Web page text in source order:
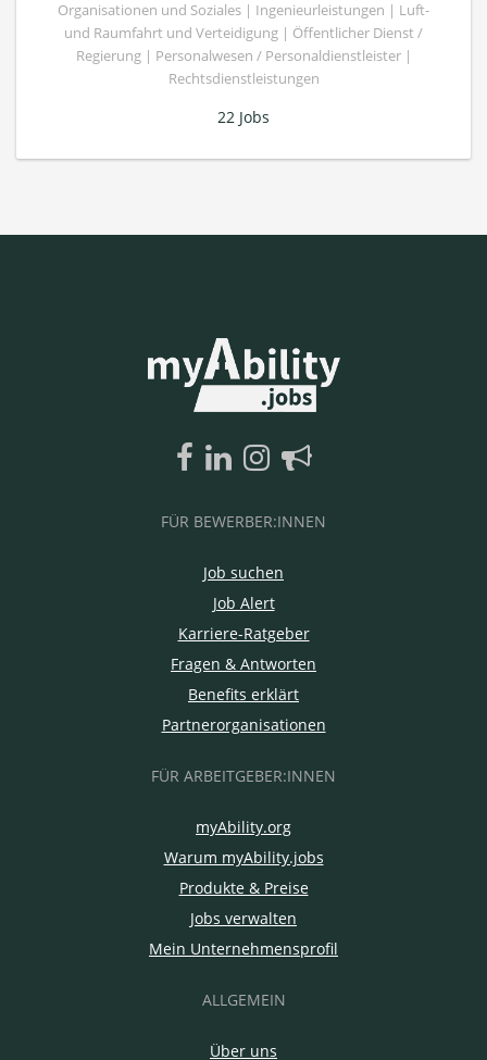
Organisationen und Soziales | Ingenieurleistungen | Luft-
und Raumfahrt und Verteidigung | Öffentlicher Dienst /
Regierung | Personalwesen / Personaldienstleister |
Rechtsdienstleistungen
22 Jobs
FÜR BEWERBER:INNEN
Job suchen
Job Alert
Karriere-Ratgeber
Fragen & Antworten
Benefits erklärt
Partnerorganisationen
FÜR ARBEITGEBER:INNEN
myAbility.org
Warum myAbility.jobs
Produkte & Preise
Jobs verwalten
Mein Unternehmensprofil
ALLGEMEIN
Über uns